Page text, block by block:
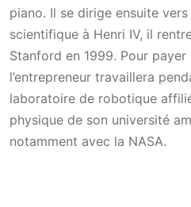
piano. Il se dirige ensuite
scientifique à Henri IV, il
Stanford en 1999. Pour
l’entrepreneur travaillera
laboratoire de robotique
physique de son université
notamment avec la NASA.